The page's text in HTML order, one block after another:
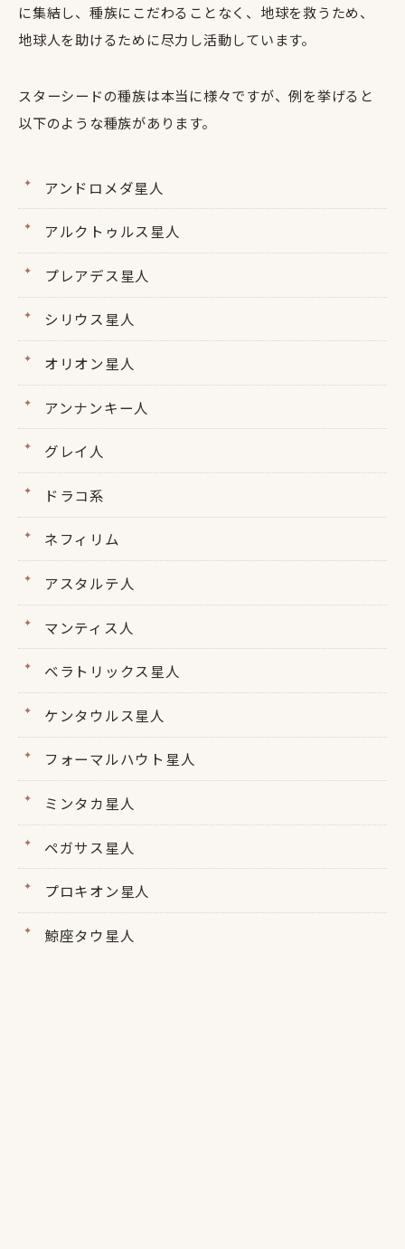
に集結し、種族にこだわることなく、地球を救うため、
地球人を助けるために尽力し活動しています。
スターシードの種族は本当に様々ですが、例を挙げると
以下のような種族があります。
アンドロメダ星人
アルクトゥルス星人
プレアデス星人
シリウス星人
オリオン星人
アンナンキー人
グレイ人
ドラコ系
ネフィリム
アスタルテ人
マンティス人
ベラトリックス星人
ケンタウルス星人
フォーマルハウト星人
ミンタカ星人
ペガサス星人
プロキオン星人
鯨座タウ星人